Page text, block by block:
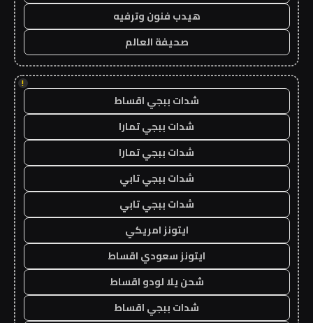
هيدب فنون وترفيه
صحيفة العالم
!
شدات ببجي اقساط
شدات ببجي تمارا
شدات ببجي تمارا
شدات ببجي تابي
شدات ببجي تابي
ايتونز امريكي
ايتونز سعودي اقساط
شحن يلا لودو اقساط
شدات ببجي اقساط